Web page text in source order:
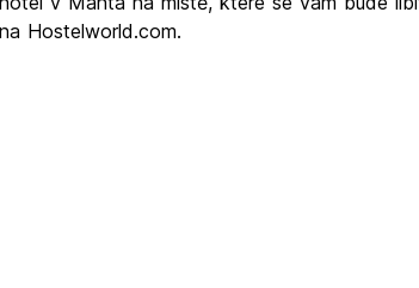
na Hostelworld.com.